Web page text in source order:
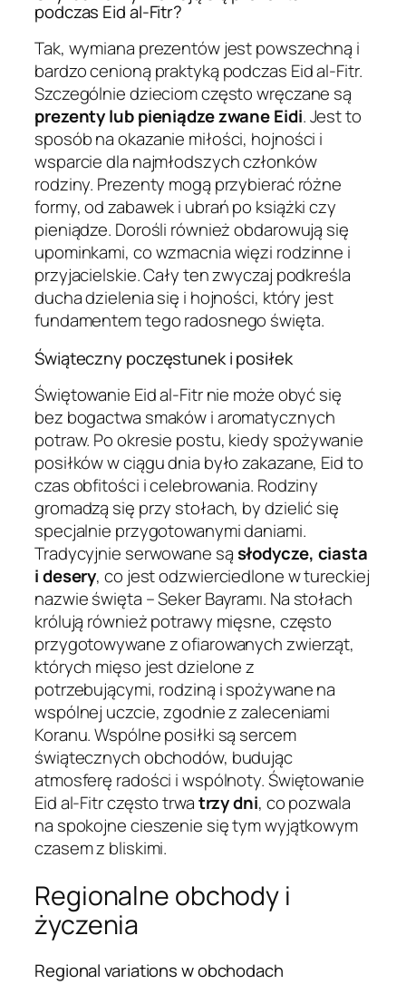
podczas Eid al-Fitr?
Tak, wymiana prezentów jest powszechną i
bardzo cenioną praktyką podczas Eid al-Fitr.
Szczególnie dzieciom często wręczane są
prezenty lub pieniądze zwane Eidi. Jest to
sposób na okazanie miłości, hojności i
wsparcie dla najmłodszych członków
rodziny. Prezenty mogą przybierać różne
formy, od zabawek i ubrań po książki czy
pieniądze. Dorośli również obdarowują się
upominkami, co wzmacnia więzi rodzinne i
przyjacielskie. Cały ten zwyczaj podkreśla
ducha dzielenia się i hojności, który jest
fundamentem tego radosnego święta.
Świąteczny poczęstunek i posiłek
Świętowanie Eid al-Fitr nie może obyć się
bez bogactwa smaków i aromatycznych
potraw. Po okresie postu, kiedy spożywanie
posiłków w ciągu dnia było zakazane, Eid to
czas obfitości i celebrowania. Rodziny
gromadzą się przy stołach, by dzielić się
specjalnie przygotowanymi daniami.
Tradycyjnie serwowane sąsłodycze, ciasta
i desery, co jest odzwierciedlone w tureckiej
nazwie święta – Seker Bayramı. Na stołach
królują również potrawy mięsne, często
przygotowywane z ofiarowanych zwierząt,
których mięso jest dzielone z
potrzebującymi, rodziną i spożywane na
wspólnej uczcie, zgodnie z zaleceniami
Koranu. Wspólne posiłki są sercem
świątecznych obchodów, budując
atmosferę radości i wspólnoty. Świętowanie
Eid al-Fitr często trwatrzy dni, co pozwala
na spokojne cieszenie się tym wyjątkowym
czasem z bliskimi.
Regionalne obchody i
życzenia
Regional variations w obchodach